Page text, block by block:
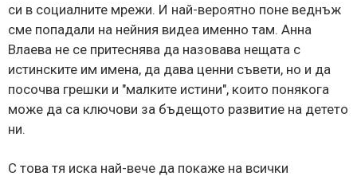
си в социалните мрежи. И най-вероятно поне веднъж
сме попадали на нейния видеа именно там. Анна
Влаева не се притеснява да назовава нещата с
истинските им имена, да дава ценни съвети, но и да
посочва грешки и "малките истини", които понякога
може да са ключови за бъдещото развитие на детето
ни.
С това тя иска най-вече да покаже на всички